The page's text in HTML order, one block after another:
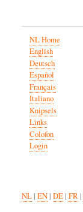
NL Home
English
Deutsch
Español
Français
Italiano
Knipsels
Links
Colofon
Login
NL| EN| DE| FR|